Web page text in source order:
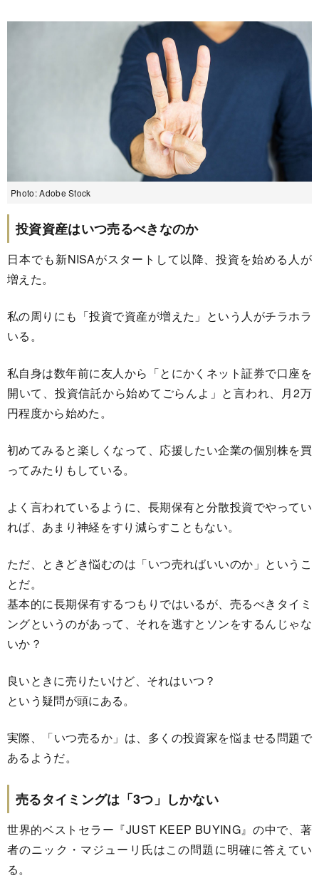
Photo: Adobe Stock
投資資産はいつ売るべきなのか
日本でも新NISAがスタートして以降、投資を始める人が
増えた。
私の周りにも「投資で資産が増えた」という人がチラホラ
いる。
私自身は数年前に友人から「とにかくネット証券で口座を
開いて、投資信託から始めてごらんよ」と言われ、月2万
円程度から始めた。
初めてみると楽しくなって、応援したい企業の個別株を買
ってみたりもしている。
よく言われているように、長期保有と分散投資でやってい
れば、あまり神経をすり減らすこともない。
ただ、ときどき悩むのは「いつ売ればいいのか」というこ
とだ。
基本的に長期保有するつもりではいるが、売るべきタイミ
ングというのがあって、それを逃すとソンをするんじゃな
いか？
良いときに売りたいけど、それはいつ？
という疑問が頭にある。
実際、「いつ売るか」は、多くの投資家を悩ませる問題で
あるようだ。
売るタイミングは「3つ」しかない
世界的ベストセラー『JUST KEEP BUYING』の中で、著
者のニック・マジューリ氏はこの問題に明確に答えてい
る。